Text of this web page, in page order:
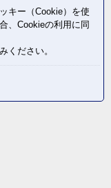
キー（Cookie）を使
、Cookieの利用に同
ください。